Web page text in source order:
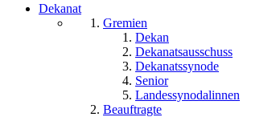
Dekanat
Gremien
Dekan
Dekanatsausschuss
Dekanatssynode
Senior
Landessynodalinnen
Beauftragte